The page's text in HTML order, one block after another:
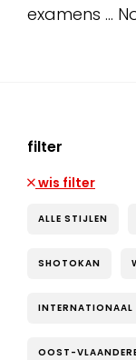
examens …
filter
wis filter
ALLE STIJLEN
SHOTOKAN
INTERNATIONAAL
OOST-